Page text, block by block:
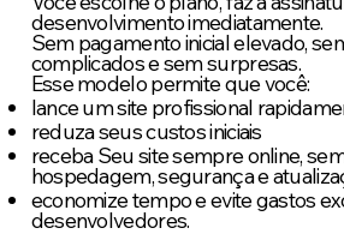
desenvolvimento imediatamente.
Sem pagamento inicial elevado,
complicados e sem surpresas.
Esse modelo permite que você:
lance um site profissional
reduza seus custos iniciais
receba Seu site sempre online,
hospedagem, segurança e
economize tempo e evite gastos
desenvolvedores.